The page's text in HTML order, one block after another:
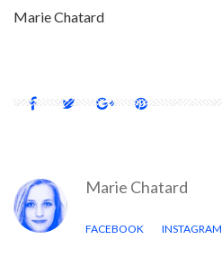
Marie Chatard
Marie Chatard
FACEBOOK INSTAGRAM